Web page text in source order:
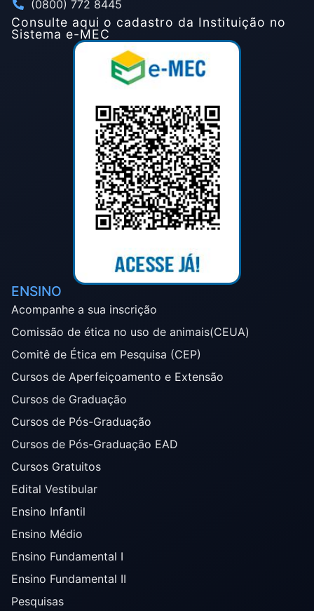
(0800) 772 8445
Consulte aqui o cadastro da Instituição no
Sistema e-MEC
ENSINO
Acompanhe a sua inscrição
Comissão de ética no uso de animais(CEUA)
Comitê de Ética em Pesquisa (CEP)
Cursos de Aperfeiçoamento e Extensão
Cursos de Graduação
Cursos de Pós-Graduação
Cursos de Pós-Graduação EAD
Cursos Gratuitos
Edital Vestibular
Ensino Infantil
Ensino Médio
Ensino Fundamental I
Ensino Fundamental II
Pesquisas